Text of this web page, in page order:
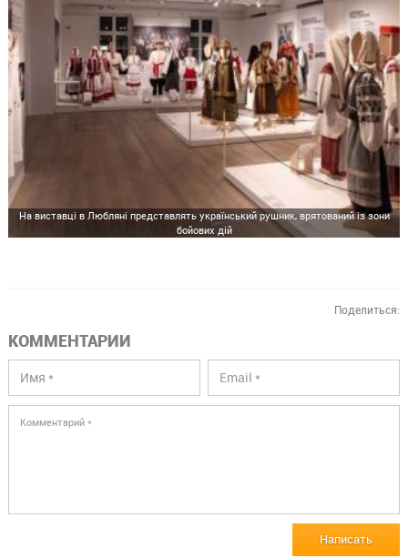
На виставці в Любляні представлять український рушник, врятований із зони
бойових дій
Поделиться:
КОММЕНТАРИИ
Написать